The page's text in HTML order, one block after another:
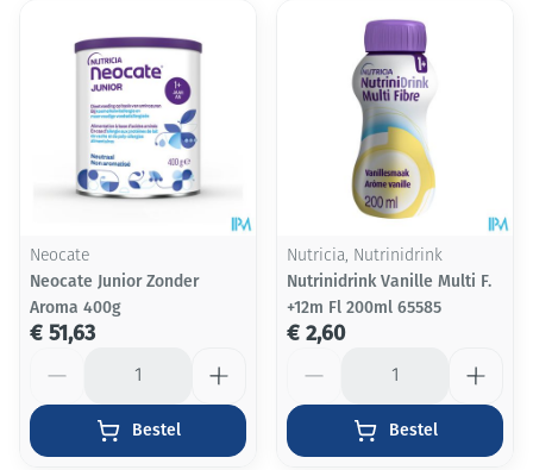
Neocate
Neocate Junior Zonder
Aroma 400g
€ 51,63
Bestel
Nutricia, Nutrinidrink
Nutrinidrink Vanille Multi F.
+12m Fl 200ml 65585
€ 2,60
Bestel